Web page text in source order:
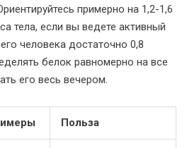
примерно на 1,2-1,6
тела, если вы ведете активный
человека достаточно 0,8
белок равномерно на все
его весь вечером.
Польза